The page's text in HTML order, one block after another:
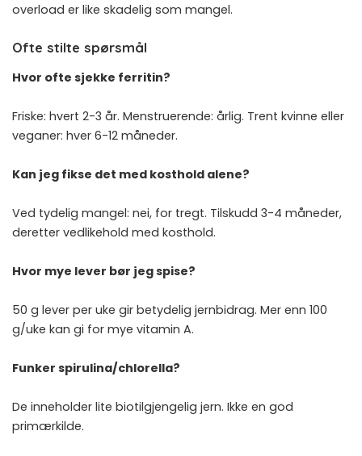
overload er like skadelig som mangel.
Ofte stilte spørsmål
Hvor ofte sjekke ferritin?
Friske: hvert 2-3 år. Menstruerende: årlig. Trent kvinne eller
veganer: hver 6-12 måneder.
Kan jeg fikse det med kosthold alene?
Ved tydelig mangel: nei, for tregt. Tilskudd 3-4 måneder,
deretter vedlikehold med kosthold.
Hvor mye lever bør jeg spise?
50 g lever per uke gir betydelig jernbidrag. Mer enn 100
g/uke kan gi for mye vitamin A.
Funker spirulina/chlorella?
De inneholder lite biotilgjengelig jern. Ikke en god
primærkilde.